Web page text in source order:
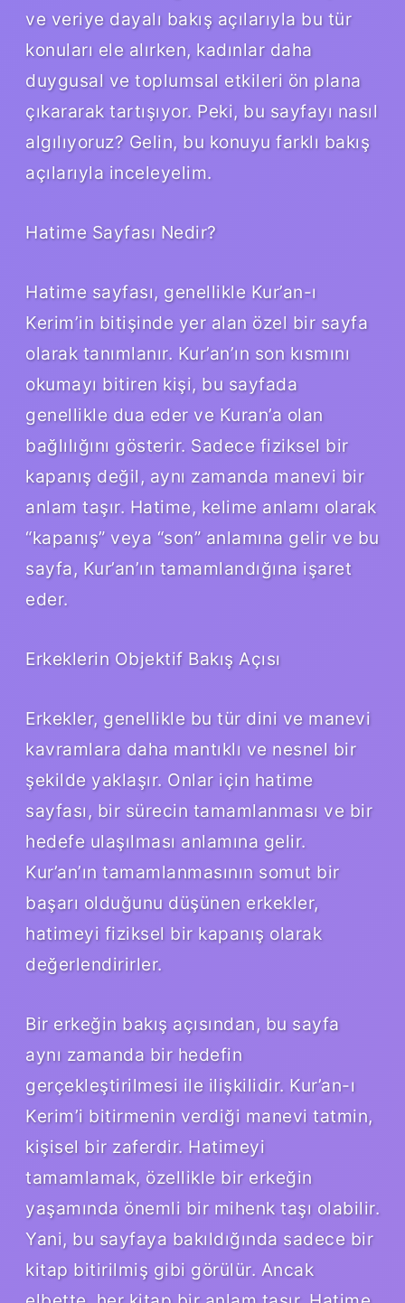
ve veriye dayalı bakış açılarıyla bu tür
konuları ele alırken, kadınlar daha
duygusal ve toplumsal etkileri ön plana
çıkararak tartışıyor. Peki, bu sayfayı nasıl
algılıyoruz? Gelin, bu konuyu farklı bakış
açılarıyla inceleyelim.
Hatime Sayfası Nedir?
Hatime sayfası, genellikle Kur’an-ı
Kerim’in bitişinde yer alan özel bir sayfa
olarak tanımlanır. Kur’an’ın son kısmını
okumayı bitiren kişi, bu sayfada
genellikle dua eder ve Kuran’a olan
bağlılığını gösterir. Sadece fiziksel bir
kapanış değil, aynı zamanda manevi bir
anlam taşır. Hatime, kelime anlamı olarak
“kapanış” veya “son” anlamına gelir ve bu
sayfa, Kur’an’ın tamamlandığına işaret
eder.
Erkeklerin Objektif Bakış Açısı
Erkekler, genellikle bu tür dini ve manevi
kavramlara daha mantıklı ve nesnel bir
şekilde yaklaşır. Onlar için hatime
sayfası, bir sürecin tamamlanması ve bir
hedefe ulaşılması anlamına gelir.
Kur’an’ın tamamlanmasının somut bir
başarı olduğunu düşünen erkekler,
hatimeyi fiziksel bir kapanış olarak
değerlendirirler.
Bir erkeğin bakış açısından, bu sayfa
aynı zamanda bir hedefin
gerçekleştirilmesi ile ilişkilidir. Kur’an-ı
Kerim’i bitirmenin verdiği manevi tatmin,
kişisel bir zaferdir. Hatimeyi
tamamlamak, özellikle bir erkeğin
yaşamında önemli bir mihenk taşı olabilir.
Yani, bu sayfaya bakıldığında sadece bir
kitap bitirilmiş gibi görülür. Ancak